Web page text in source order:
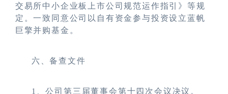
交易所中小企业板上市公司规范运作指引》等规
定。一致同意公司以自有资金参与投资设立蓝帆
巨擎并购基金。
六、备查文件
1 、公司第三届董事会第十四次会议决议。